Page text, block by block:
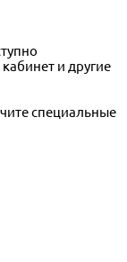
и другие
специальные